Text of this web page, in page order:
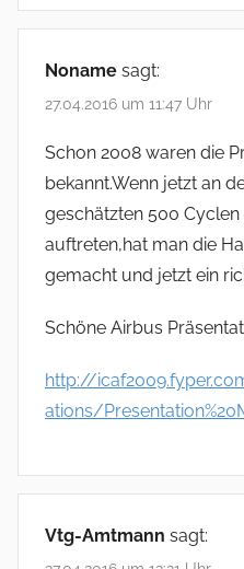
Noname sagt:
27.04.2016 um 11:47 Uhr
Schon 2008 waren die
bekannt.Wenn jetzt an
geschätzten 500 Cyclen
auftreten,hat man die
gemacht und jetzt ein
Schöne Airbus
http://
ations/
Vtg-Amtmann sagt: